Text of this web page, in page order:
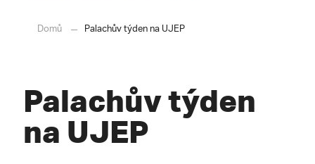
Domů Palachův týden na UJEP
Palachův týden
na UJEP